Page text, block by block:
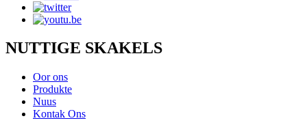
NUTTIGE SKAKELS
Oor ons
Produkte
Nuus
Kontak Ons